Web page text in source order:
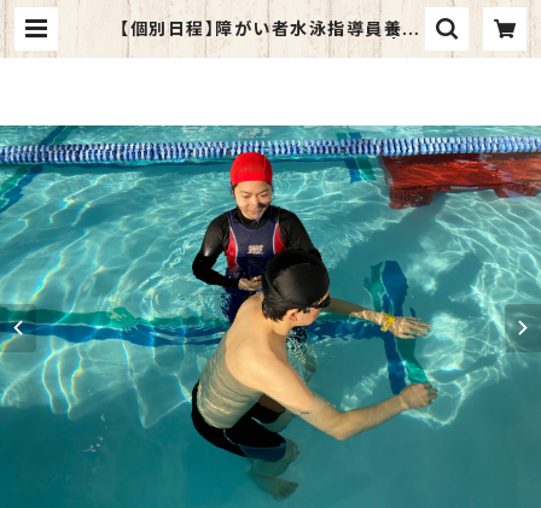
【個別日程】障がい者水泳指導員養成
研修 初級・中級おまとめコース | 一